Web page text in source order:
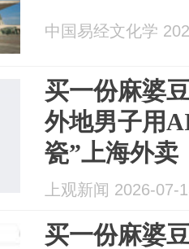
中国易经文化学
买一份麻婆
外地男子用
瓷”上海外卖
上观新闻 2026-07-
买一份麻婆